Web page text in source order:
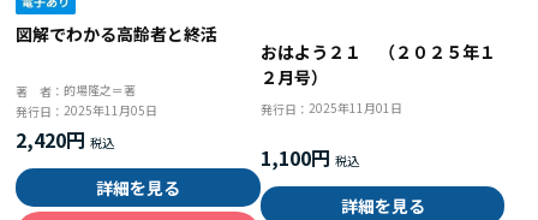
図解でわかる高齢者と終活
著 者：的場隆之＝著
発行日：2025年11月05日
2,420円
詳細を見る
おはよう２１ （２０２５年１
２月号）
発行日： 2025年11月01日
1,100円
詳細を見る